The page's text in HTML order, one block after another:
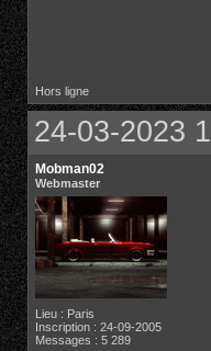
Hors ligne
24-03-2023
Mobman02
Webmaster
Lieu : Paris
Inscription : 24-09-2005
Messages : 5 289